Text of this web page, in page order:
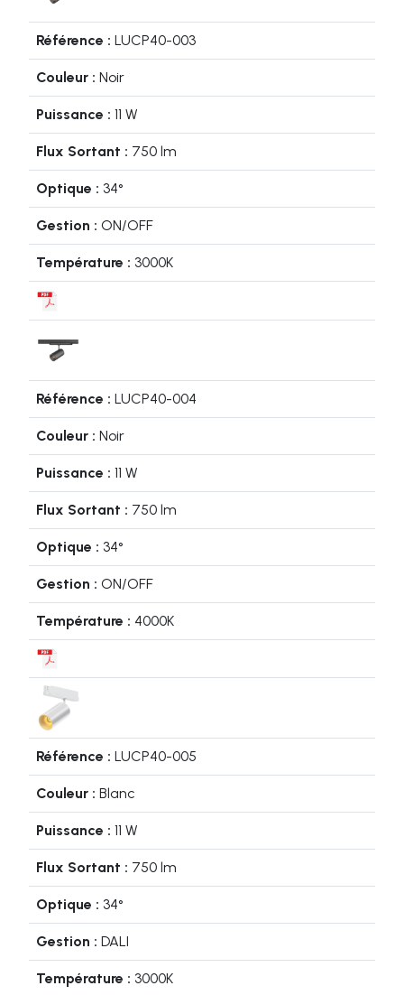
LUCP40-003
Noir
11 W
750 lm
34°
ON/OFF
3000K
LUCP40-004
Noir
11 W
750 lm
34°
ON/OFF
4000K
LUCP40-005
Blanc
11 W
750 lm
34°
DALI
3000K